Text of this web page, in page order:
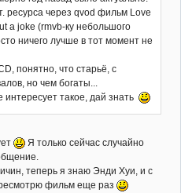
ресурса через qvod фильм Love
a joke (rmvb-ку небольшого
ничего лучше в тот момент не
понятно, что старьё, с
но чем богаты...
интересует такое, дай знать
Я только сейчас случайно
теперь я знаю Энди Хуи, и с
фильм еще раз